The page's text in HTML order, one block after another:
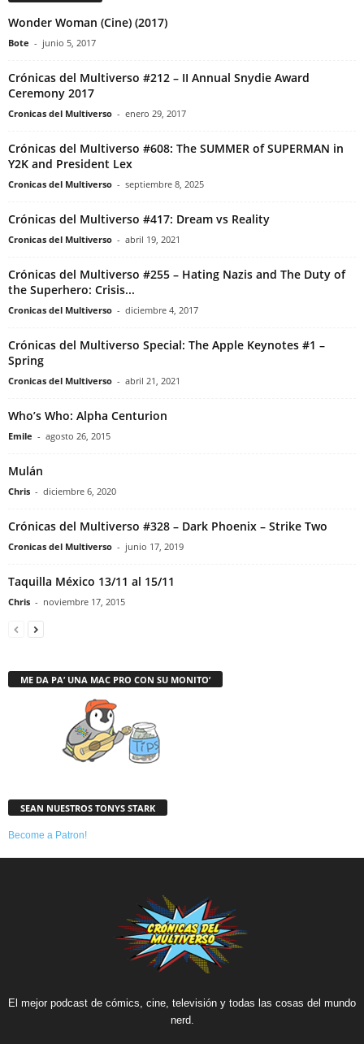
Wonder Woman (Cine) (2017)
Bote - junio 5, 2017
Crónicas del Multiverso #212 – II Annual Snydie Award
Ceremony 2017
Cronicas del Multiverso - enero 29, 2017
Crónicas del Multiverso #608: The SUMMER of SUPERMAN in
Y2K and President Lex
Cronicas del Multiverso - septiembre 8, 2025
Crónicas del Multiverso #417: Dream vs Reality
Cronicas del Multiverso - abril 19, 2021
Crónicas del Multiverso #255 – Hating Nazis and The Duty of
the Superhero: Crisis...
Cronicas del Multiverso - diciembre 4, 2017
Crónicas del Multiverso Special: The Apple Keynotes #1 –
Spring
Cronicas del Multiverso - abril 21, 2021
Who’s Who: Alpha Centurion
Emile - agosto 26, 2015
Mulán
Chris - diciembre 6, 2020
Crónicas del Multiverso #328 – Dark Phoenix – Strike Two
Cronicas del Multiverso - junio 17, 2019
Taquilla México 13/11 al 15/11
Chris - noviembre 17, 2015
ME DA PA’ UNA MAC PRO CON SU MONITO’
SEAN NUESTROS TONYS STARK
Become a Patron!
El mejor podcast de cómics, cine, televisión y todas las cosas del mundo
nerd.